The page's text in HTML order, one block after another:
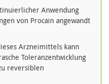
Anwendung
von Procain angewandt
Arzneimittels kann
Toleranzentwicklung
reversiblen